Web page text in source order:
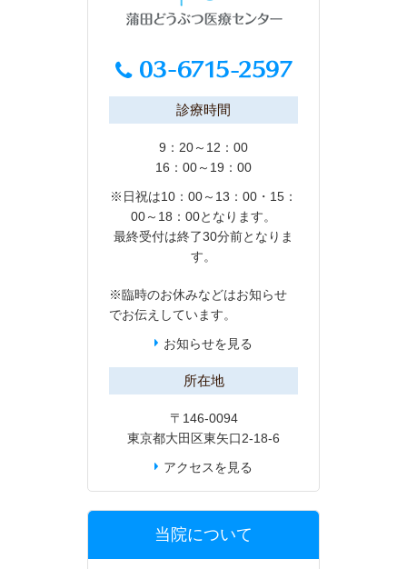
診療時間
9：20～12：00
16：00～19：00
※日祝は10：00～13：00・15：
00～18：00となります。
最終受付は終了30分前となりま
す。
※臨時のお休みなどはお知らせ
でお伝えしています。
お知らせを見る
所在地
〒146-0094
東京都大田区東矢口2-18-6
アクセスを見る
当院について